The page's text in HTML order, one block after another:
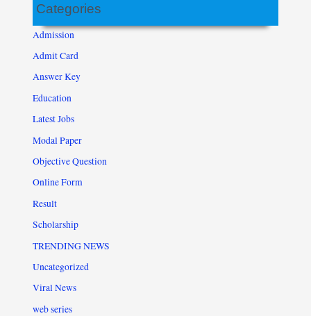
Categories
Admission
Admit Card
Answer Key
Education
Latest Jobs
Modal Paper
Objective Question
Online Form
Result
Scholarship
TRENDING NEWS
Uncategorized
Viral News
web series